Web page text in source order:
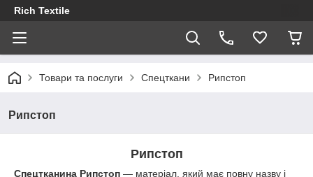
Rich Textile
Товари та послуги Спецткани Рипстоп
Рипстоп
Рипстоп
Спецтканина Рипстоп — матеріал, який має повну назву і